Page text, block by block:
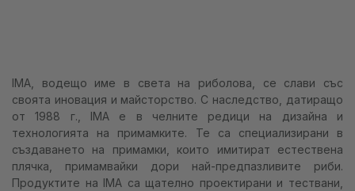
IMA, водещо име в света на риболова, се слави със
своята иновация и майсторство. С наследство, датиращо
от 1988 г., IMA е в челните редици на дизайна и
технологията на примамките. Те са специализирани в
създаването на примамки, които имитират естествена
плячка, примамвайки дори най-предпазливите риби.
Продуктите на IMA са щателно проектирани и тествани,